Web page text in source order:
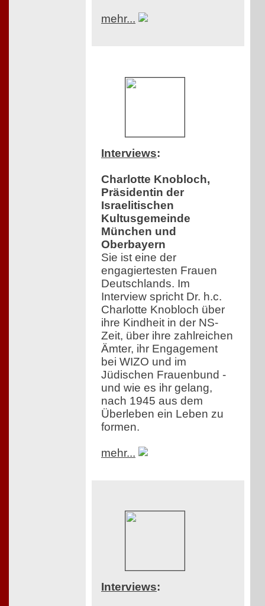
mehr...
Interviews:
Charlotte Knobloch,
Präsidentin der
Israelitischen
Kultusgemeinde
München und
Oberbayern
Sie ist eine der
engagiertesten Frauen
Deutschlands. Im
Interview spricht Dr. h.c.
Charlotte Knobloch über
ihre Kindheit in der NS-
Zeit, über ihre zahlreichen
Ämter, ihr Engagement
bei WIZO und im
Jüdischen Frauenbund -
und wie es ihr gelang,
nach 1945 aus dem
Überleben ein Leben zu
formen.
mehr...
Interviews: